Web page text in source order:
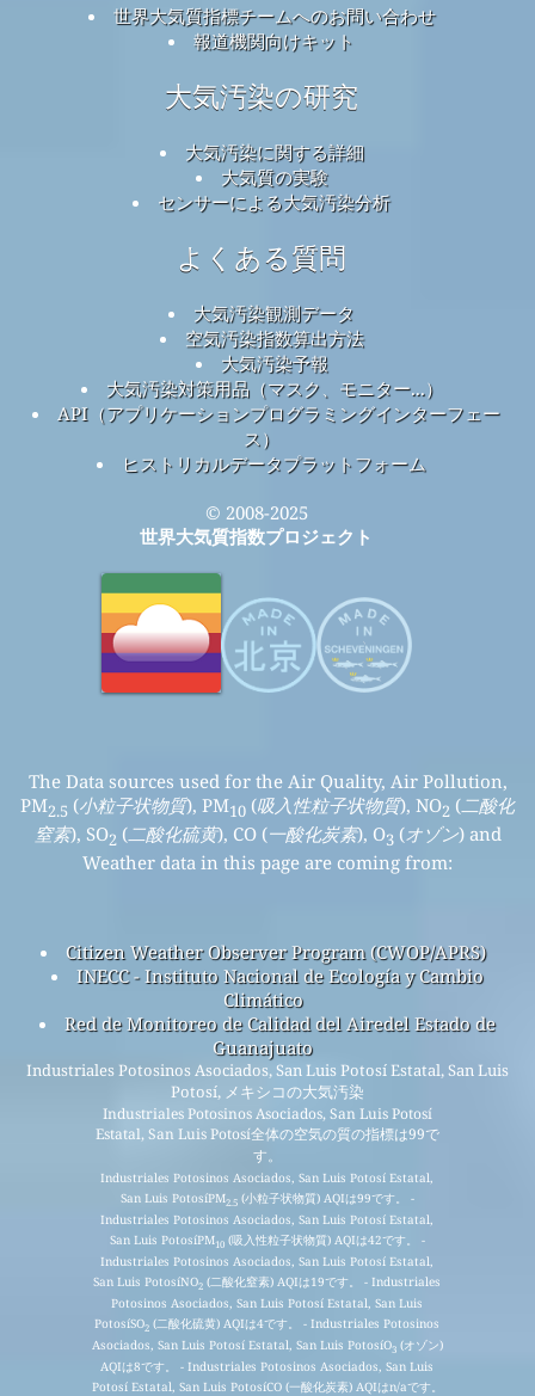
世界大気質指標チームへのお問い合わせ
報道機関向けキット
大気汚染の研究
大気汚染に関する詳細
大気質の実験
センサーによる大気汚染分析
よくある質問
大気汚染観測データ
空気汚染指数算出方法
大気汚染予報
大気汚染対策用品（マスク、モニター...）
API（アプリケーションプログラミングインターフェー
ス）
ヒストリカルデータプラットフォーム
© 2008-2025
世界大気質指数プロジェクト
The Data sources used for the Air Quality, Air Pollution,
PM2.5 (小粒子状物質), PM10 (吸入性粒子状物質), NO2 ( 二酸化
窒素), SO2 (二酸化硫黄), CO (一酸化炭素), O3 (オゾン) and
Weather data in this page are coming from:
Citizen Weather Observer Program (CWOP/APRS)
INECC - Instituto Nacional de Ecología y Cambio
Climático
Red de Monitoreo de Calidad del Airedel Estado de
Guanajuato
Industriales Potosinos Asociados, San Luis Potosí Estatal, San Luis
Potosí, メキシコの大気汚染
Industriales Potosinos Asociados, San Luis Potosí
Estatal, San Luis Potosí全体の空気の質の指標は99で
す。
Industriales Potosinos Asociados, San Luis Potosí Estatal,
San Luis PotosíPM2.5(小粒子状物質) AQIは99です。 -
Industriales Potosinos Asociados, San Luis Potosí Estatal,
San Luis PotosíPM10(吸入性粒子状物質) AQIは42です。 -
Industriales Potosinos Asociados, San Luis Potosí Estatal,
San Luis PotosíNO2 (二酸化窒素) AQIは19です。 - Industriales
Potosinos Asociados, San Luis Potosí Estatal, San Luis
PotosíSO2 (二酸化硫黄) AQIは4です。 - Industriales Potosinos
Asociados, San Luis Potosí Estatal, San Luis PotosíO3(オゾン)
AQIは8です。 - Industriales Potosinos Asociados, San Luis
Potosí Estatal, San Luis PotosíCO (一酸化炭素) AQIはn/aです。